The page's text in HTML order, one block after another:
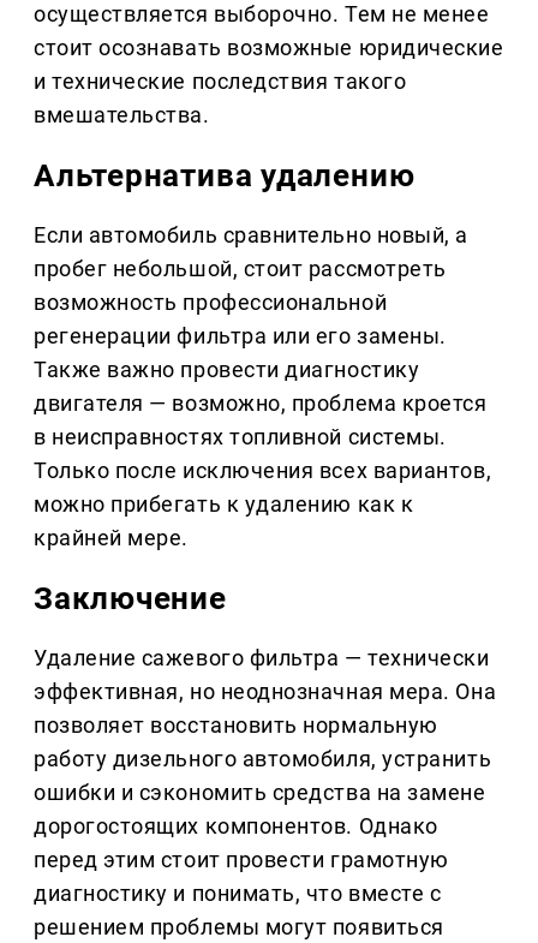
осуществляется выборочно. Тем не менее
стоит осознавать возможные юридические
и технические последствия такого
вмешательства.
Альтернатива удалению
Если автомобиль сравнительно новый, а
пробег небольшой, стоит рассмотреть
возможность профессиональной
регенерации фильтра или его замены.
Также важно провести диагностику
двигателя — возможно, проблема кроется
в неисправностях топливной системы.
Только после исключения всех вариантов,
можно прибегать к удалению как к
крайней мере.
Заключение
Удаление сажевого фильтра — технически
эффективная, но неоднозначная мера. Она
позволяет восстановить нормальную
работу дизельного автомобиля, устранить
ошибки и сэкономить средства на замене
дорогостоящих компонентов. Однако
перед этим стоит провести грамотную
диагностику и понимать, что вместе с
решением проблемы могут появиться